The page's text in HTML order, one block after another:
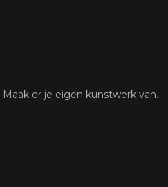
er je eigen kunstwerk van.